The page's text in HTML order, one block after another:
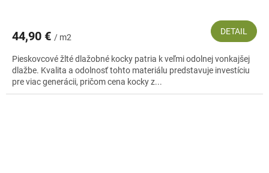
44,90 € / m2
DETAIL
Pieskovcové žlté dlažobné kocky patria k veľmi odolnej vonkajšej
dlažbe. Kvalita a odolnosť tohto materiálu predstavuje investíciu
pre viac generácii, pričom cena kocky z...